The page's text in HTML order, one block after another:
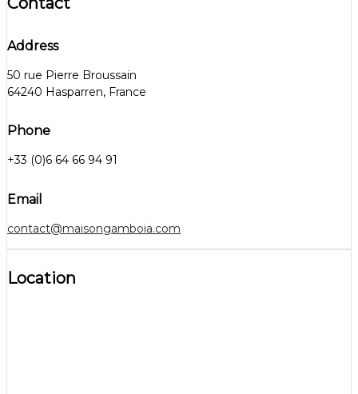
Address
50 rue Pierre Broussain
64240 Hasparren, France
Phone
+33 (0)6 64 66 94 91
Email
contact@maisongamboia.com
Location